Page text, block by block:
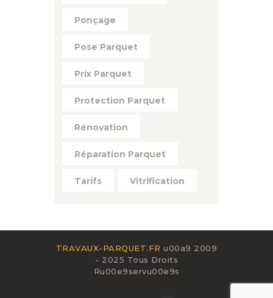
Ponçage
Pose Parquet
Prix Parquet
Protection Parquet
Rénovation
Réparation Parquet
Tarifs Vitrification
TRAVAUX-PARQUET.FR u00a9 2009
- 2025 Tous Droits
Ru00e9servu00e9s